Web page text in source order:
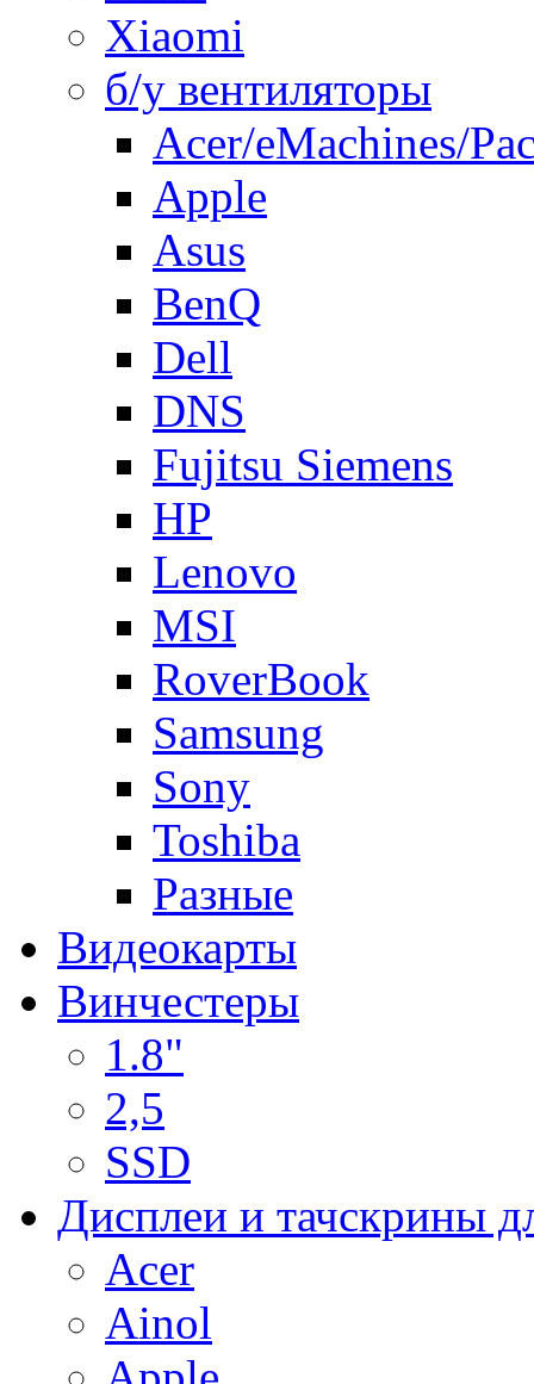
Xiaomi
б/у вентиляторы
Acer/eMachines/
Apple
Asus
BenQ
Dell
DNS
Fujitsu Siemens
HP
Lenovo
MSI
RoverBook
Samsung
Sony
Toshiba
Разные
Видеокарты
Винчестеры
1.8"
2,5
SSD
Дисплеи и тачскрины
Acer
Ainol